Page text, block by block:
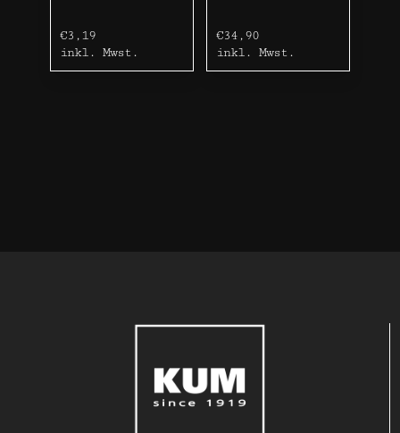
€3,19
inkl. Mwst.
€34,90
inkl. Mwst.